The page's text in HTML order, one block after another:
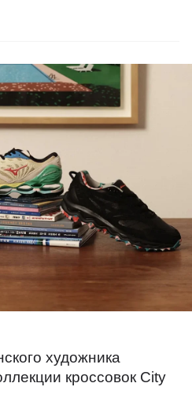
художника
кроссовок City